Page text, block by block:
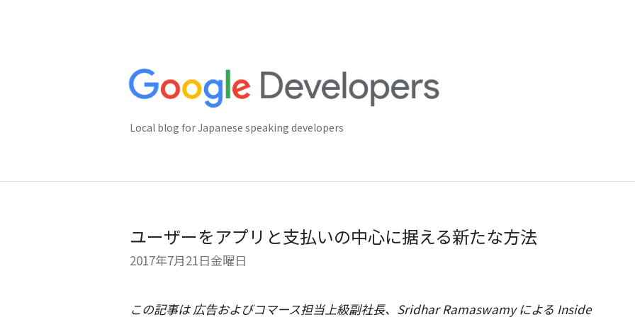
Local blog for Japanese speaking developers
ユーザーをアプリと支払いの中心に据える新たな方法
2017年7月21日金曜日
この記事は 広告およびコマース担当上級副社長、Sridhar Ramaswamyによる Inside